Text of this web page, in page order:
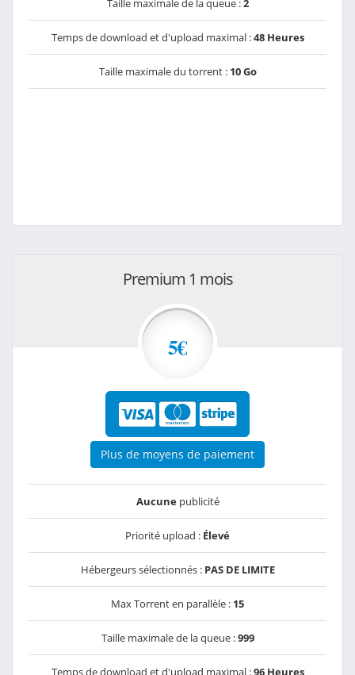
Taille maximale de la queue :2
Temps de download et d'upload maximal :48 Heures
Taille maximale du torrent : 10 Go
Premium 1 mois
5€
Plus de moyens de paiement
Aucunepublicité
Priorité upload : Élevé
Hébergeurs sélectionnés : PAS DE LIMITE
Max Torrent en parallèle : 15
Taille maximale de la queue :999
Temps de download et d'upload maximal :96 Heures